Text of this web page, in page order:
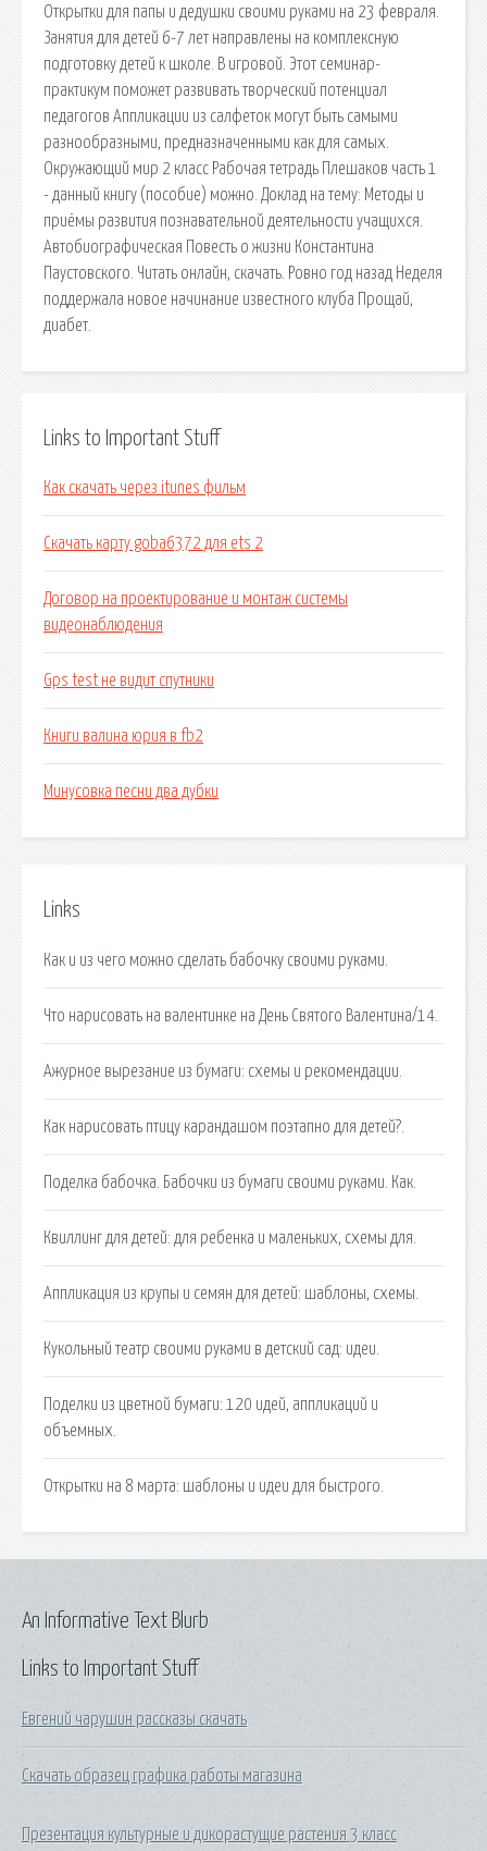
Открытки для папы и дедушки своими руками на 23 февраля.
Занятия для детей 6-7 лет направлены на комплексную
подготовку детей к школе. В игровой. Этот семинар-
практикум поможет развивать творческий потенциал
педагогов Аппликации из салфеток могут быть самыми
разнообразными, предназначенными как для самых.
Окружающий мир 2 класс Рабочая тетрадь Плешаков часть 1
- данный книгу (пособие) можно. Доклад на тему: Методы и
приёмы развития познавательной деятельности учащихся.
Автобиографическая Повесть о жизни Константина
Паустовского. Читать онлайн, скачать. Ровно год назад Неделя
поддержала новое начинание известного клуба Прощай,
диабет.
Links to Important Stuff
Как скачать через itunes фильм
Скачать карту goba6372 для ets 2
Договор на проектирование и монтаж системы
видеонаблюдения
Gps test не видит спутники
Книги валина юрия в fb2
Минусовка песни два дубки
Links
Как и из чего можно сделать бабочку своими руками.
Что нарисовать на валентинке на День Святого Валентина/14.
Ажурное вырезание из бумаги: схемы и рекомендации.
Как нарисовать птицу карандашом поэтапно для детей?.
Поделка бабочка. Бабочки из бумаги своими руками. Как.
Квиллинг для детей: для ребенка и маленьких, схемы для.
Аппликация из крупы и семян для детей: шаблоны, схемы.
Кукольный театр своими руками в детский сад: идеи.
Поделки из цветной бумаги: 120 идей, аппликаций и
объемных.
Открытки на 8 марта: шаблоны и идеи для быстрого.
Links to Important Stuff
Евгений чарушин рассказы скачать
Скачать образец графика работы магазина
Презентация культурные и дикорастущие растения 3 класс
An Informative Text Blurb